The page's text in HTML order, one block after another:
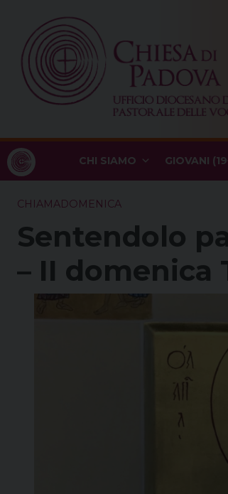
content
CHI SIAMO GIOVANI
CHIAMADOMENICA
Sentendolo
– II domenica